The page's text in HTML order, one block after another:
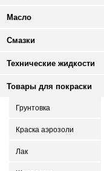
Масло
Смазки
Технические жидкости
Товары для покраски
Грунтовка
Краска аэрозоли
Лак